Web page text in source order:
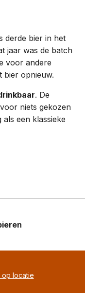
derde bier in het
jaar was de batch
voor andere
bier opnieuw.
. De
niets gekozen
een klassieke
op locatie